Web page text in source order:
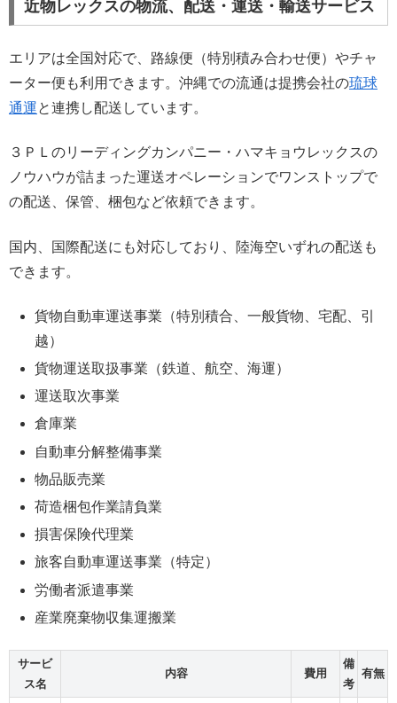
近物レックスの物流、配送・運送・輸送サービス
エリアは全国対応で、路線便（特別積み合わせ便）やチャ
ーター便も利用できます。沖縄での流通は提携会社の琉球
通運と連携し配送しています。
３ＰＬのリーディングカンパニー・ハマキョウレックスの
ノウハウが詰まった運送オペレーションでワンストップで
の配送、保管、梱包など依頼できます。
国内、国際配送にも対応しており、陸海空いずれの配送も
できます。
貨物自動車運送事業（特別積合、一般貨物、宅配、引
越）
貨物運送取扱事業（鉄道、航空、海運）
運送取次事業
倉庫業
自動車分解整備事業
物品販売業
荷造梱包作業請負業
損害保険代理業
旅客自動車運送事業（特定）
労働者派遣事業
産業廃棄物収集運搬業
サービ
ス名
内容 費用
備
考
有無